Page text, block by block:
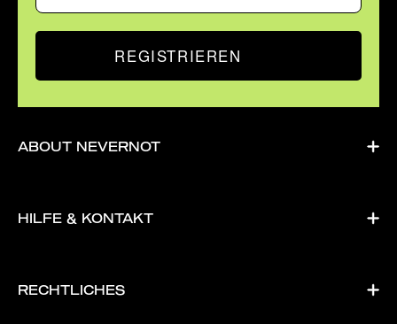
REGISTRIEREN
ABOUT NEVERNOT
HILFE & KONTAKT
RECHTLICHES